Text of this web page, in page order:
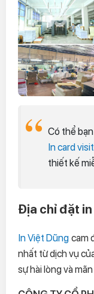
Có thể
In card
thiết kế
Địa chỉ đặt
In Việt Dũng cam
nhất từ dịch vụ
sự hài lòng và